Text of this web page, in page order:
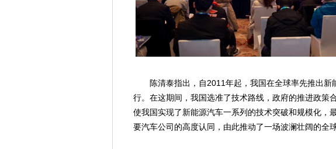
陈清泰指出，自2011年起，我国在全球率先推出新
行。在这期间，我国选准了技术路线，政府的推进政策
使我国实现了新能源汽车一系列的技术突破和规模化，
要汽车公司的高度认同，由此推动了一场波澜壮阔的全